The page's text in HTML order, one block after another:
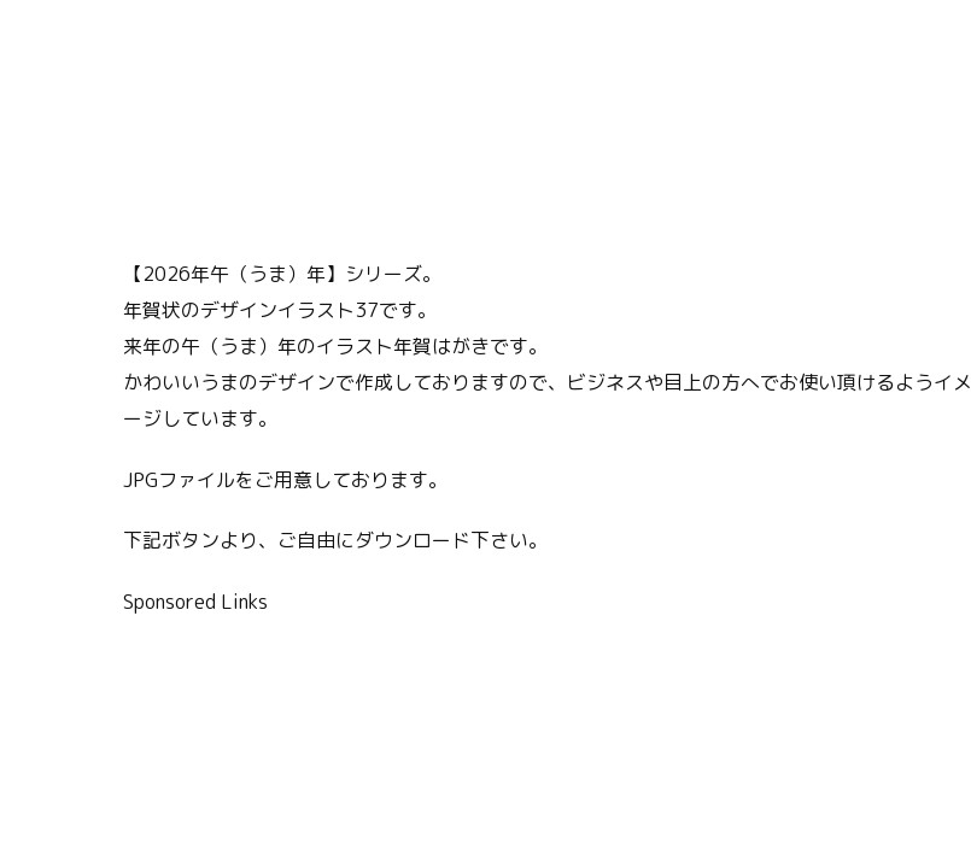
【2026年午（うま）年】シリーズ。
年賀状のデザインイラスト37です。
来年の午（うま）年のイラスト年賀はがきです。
かわいいうまのデザインで作成しておりますので、ビジネスや目上の方へでお使い頂けるようイメ
ージしています。
JPGファイルをご用意しております。
下記ボタンより、ご自由にダウンロード下さい。
Sponsored Links